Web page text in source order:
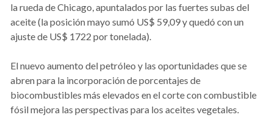
la rueda de Chicago, apuntalados por las fuertes subas del
aceite (la posición mayo sumó US$ 59,09 y quedó con un
ajuste de US$ 1722 por tonelada).
El nuevo aumento del petróleo y las oportunidades que se
abren para la incorporación de porcentajes de
biocombustibles más elevados en el corte con combustible
fósil mejora las perspectivas para los aceites vegetales.